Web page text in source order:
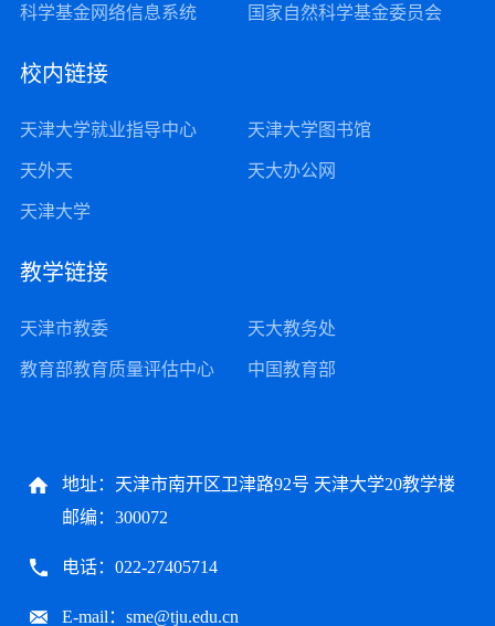
科学基金网络信息系统 国家自然科学基金委员会
校内链接
天津大学就业指导中心 天津大学图书馆
天外天 天大办公网
天津大学
教学链接
天津市教委 天大教务处
教育部教育质量评估中心 中国教育部
地址：天津市南开区卫津路92号 天津大学20教学楼
邮编：300072
电话：022-27405714
E-mail：sme@tju.edu.cn